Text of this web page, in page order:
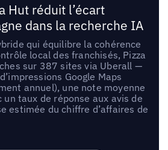
Hut réduit l’écart
dans la recherche IA
qui équilibre la cohérence
local des franchisés, Pizza
sur 387 sites via Uberall —
Google Maps
annuel), une note moyenne
taux de réponse aux avis de
estimée du chiffre d’affaires de